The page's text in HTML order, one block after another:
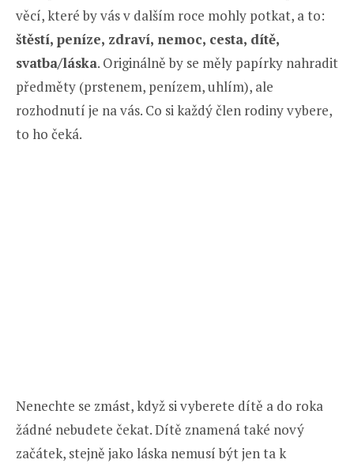
věcí, které by vás v dalším roce mohly potkat, a to:
štěstí, peníze, zdraví, nemoc, cesta, dítě,
svatba/láska. Originálně by se měly papírky nahradit
předměty (prstenem, penízem, uhlím), ale
rozhodnutí je na vás. Co si každý člen rodiny vybere,
to ho čeká.
Nenechte se zmást, když si vyberete dítě a do roka
žádné nebudete čekat. Dítě znamená také nový
začátek, stejně jako láska nemusí být jen ta k